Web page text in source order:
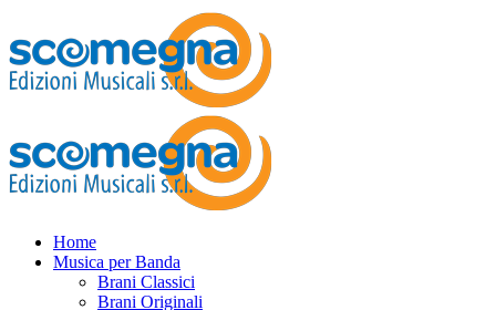
Home
Musica per Banda
Brani Classici
Brani Originali